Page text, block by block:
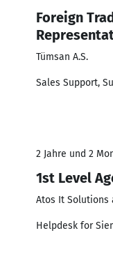
Foreign
Tümsan A.S.
Sales Support,
2 Jahre und 2
1st Level
Atos It Solutions
Helpdesk for